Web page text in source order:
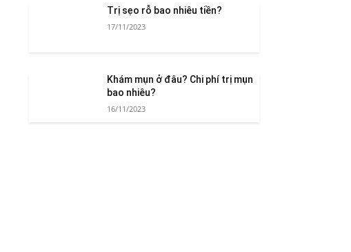
Trị sẹo rỗ bao nhiêu tiền?
17/11/2023
Khám mụn ở đâu? Chi phí trị mụn
bao nhiêu?
16/11/2023